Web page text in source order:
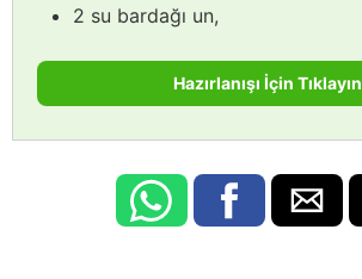
2 su bardağı un,
Hazırlanışı İçin Tıklayın